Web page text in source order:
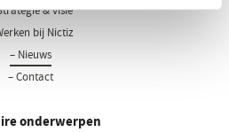
& visie
bij Nictiz
– Nieuws
– Contact
onderwerpen